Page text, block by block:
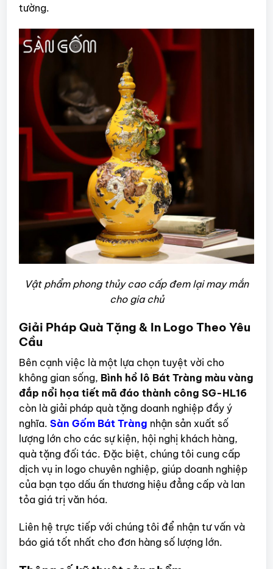
tường.
Vật phẩm phong thủy cao cấp đem lại may mắn
cho gia chủ
Giải Pháp Quà Tặng & In Logo Theo Yêu
Cầu
Bên cạnh việc là một lựa chọn tuyệt vời cho
không gian sống, Bình hồ lô Bát Tràng màu vàng
đắp nổi họa tiết mã đáo thành công SG-HL16
còn là giải pháp quà tặng doanh nghiệp đầy ý
nghĩa. Sàn Gốm Bát Tràng nhận sản xuất số
lượng lớn cho các sự kiện, hội nghị khách hàng,
quà tặng đối tác. Đặc biệt, chúng tôi cung cấp
dịch vụ in logo chuyên nghiệp, giúp doanh nghiệp
của bạn tạo dấu ấn thương hiệu đẳng cấp và lan
tỏa giá trị văn hóa.
Liên hệ trực tiếp với chúng tôi để nhận tư vấn và
báo giá tốt nhất cho đơn hàng số lượng lớn.